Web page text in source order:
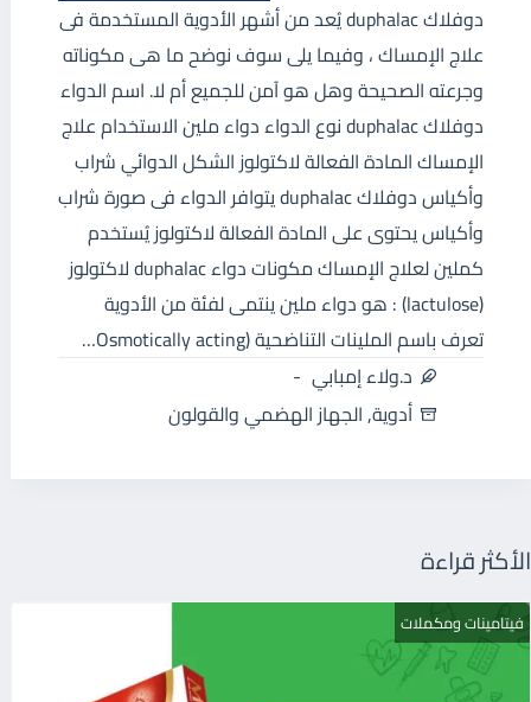
دوفلاك duphalac يُعد من أشهر الأدوية المستخدمة فى
علاج الإمساك ، وفيما يلى سوف نوضح ما هى مكوناته
وجرعته الصحيحة وهل هو آمن للجميع أم لا. اسم الدواء
دوفلاك duphalac نوع الدواء دواء ملين الاستخدام علاج
الإمساك المادة الفعالة لاكتولوز الشكل الدوائي شراب
وأكياس دوفلاك duphalac يتوافر الدواء فى صورة شراب
وأكياس يحتوى على المادة الفعالة لاكتولوز يُستخدم
كملين لعلاج الإمساك مكونات دواء duphalac لاكتولوز
(lactulose) : هو دواء ملين ينتمى لفئة من الأدوية
تعرف باسم الملينات التناضحية (Osmotically acting…
د.ولاء إمبابي
أدوية,الجهاز الهضمي والقولون
الأكثر قراءة
فيتامينات ومكملات